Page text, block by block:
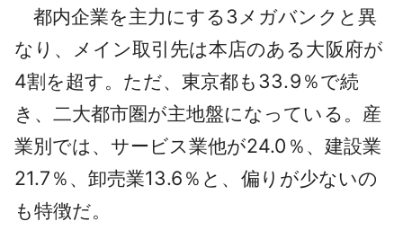
都内企業を主力にする3メガバンクと異
なり、メイン取引先は本店のある大阪府が
4割を超す。ただ、東京都も33.9％で続
き、二大都市圏が主地盤になっている。産
業別では、サービス業他が24.0％、建設業
21.7％、卸売業13.6％と、偏りが少ないの
も特徴だ。